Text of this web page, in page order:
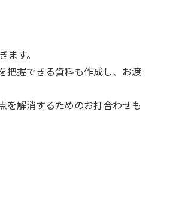
す。
把握できる資料も作成し、お渡
を解消するためのお打合わせも